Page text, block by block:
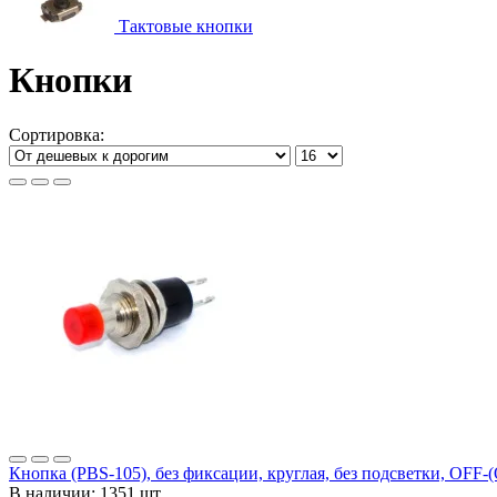
Тактовые кнопки
Кнопки
Сортировка:
Кнопка (PBS-105), без фиксации, круглая, без подсветки,
В наличии: 1351 шт.